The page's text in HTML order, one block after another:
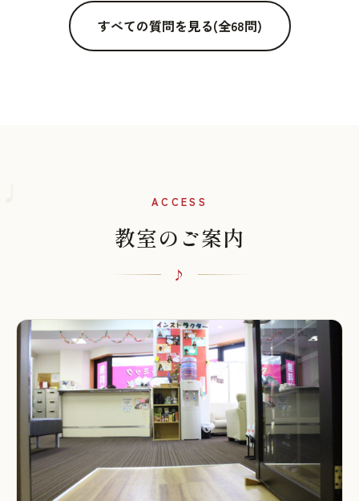
すべての質問を見る(全68問)
ACCESS
教室のご案内